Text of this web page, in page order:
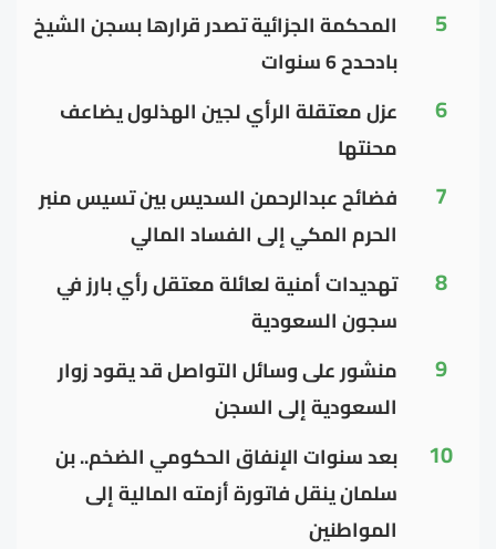
5
المحكمة الجزائية تصدر قرارها بسجن الشيخ
بادحدح 6 سنوات
6
عزل معتقلة الرأي لجين الهذلول يضاعف
محنتها
7
فضائح عبدالرحمن السديس بين تسيس منبر
الحرم المكي إلى الفساد المالي
8
تهديدات أمنية لعائلة معتقل رأي بارز في
سجون السعودية
9
منشور على وسائل التواصل قد يقود زوار
السعودية إلى السجن
10
بعد سنوات الإنفاق الحكومي الضخم.. بن
سلمان ينقل فاتورة أزمته المالية إلى
المواطنين